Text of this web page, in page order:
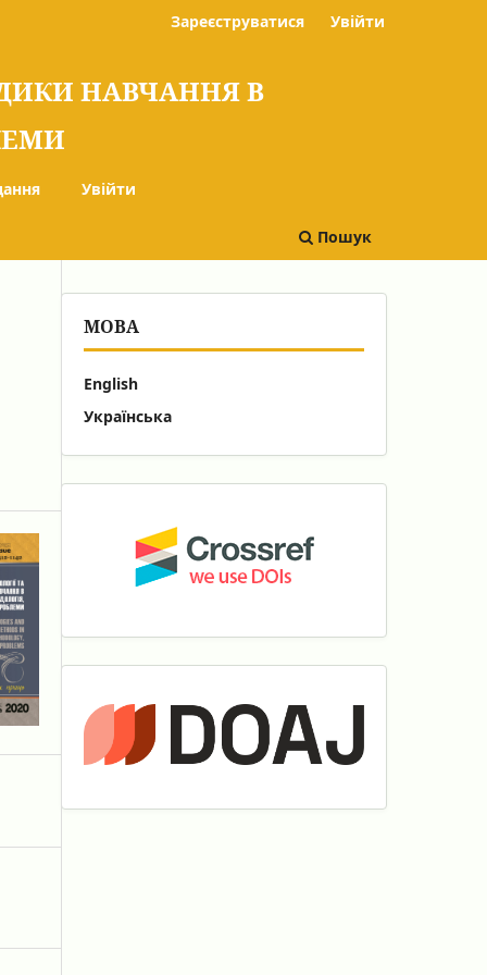
НАВЧАННЯ В
Увійти
Пошук
Зареєструватися Увійти
МОВА
English
Українська